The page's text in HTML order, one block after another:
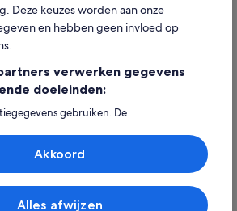
Deze keuzes worden aan onze
en hebben geen invloed op
verwerken gegevens
doeleinden:
gebruiken. De
apparaat opslaan en/of openen.
advertenties en content, advertentie-
doelgroepenonderzoek en
Alles afwijzen
Akkoord